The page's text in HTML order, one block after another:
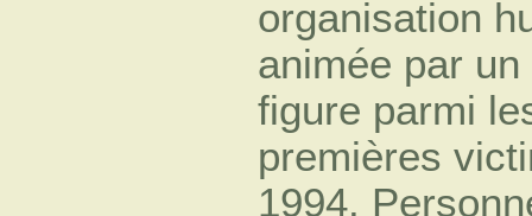
organisation
animée par
figure parmi
premières
1994.